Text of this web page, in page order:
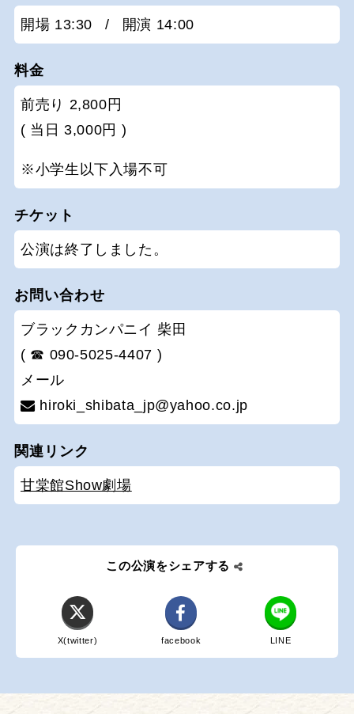
開場 13:30 / 開演 14:00
料金
前売り 2,800円
( 当日 3,000円 )
※小学生以下入場不可
チケット
公演は終了しました。
お問い合わせ
ブラックカンパニイ 柴田
( ☎ 090-5025-4407 )
メール
hiroki_shibata_jp@yahoo.co.jp
関連リンク
甘棠館Show劇場
この公演をシェアする
X(twitter) facebook LINE